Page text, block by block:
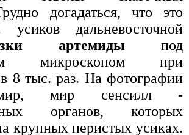
догадаться, что это
усиков дальневосточной
артемиды под
микроскопом при
8 тыс. раз. На фотографии
мир сенсилл -
органов, которых
крупных перистых усиках.